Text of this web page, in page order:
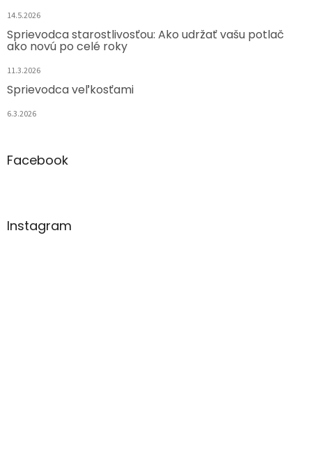
14.5.2026
Sprievodca starostlivosťou: Ako udržať vašu potlač
ako novú po celé roky
11.3.2026
Sprievodca veľkosťami
6.3.2026
Facebook
Instagram